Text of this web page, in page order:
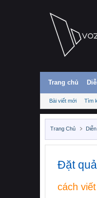
Trang chủ
Bài viết mới Tìm
Trang Chủ
Đặt
cách